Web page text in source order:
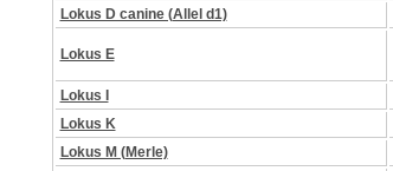
Lokus D canine (Allel d1)
Lokus E
Lokus I
Lokus K
Lokus M (Merle)